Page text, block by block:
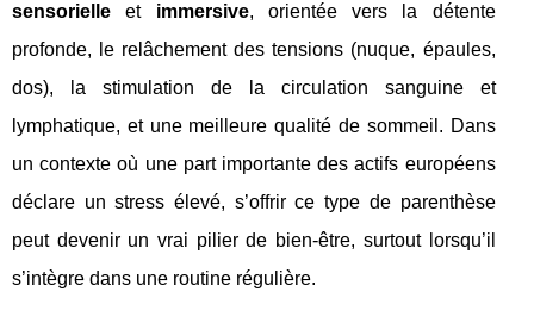
sensorielle et immersive, orientée vers la détente
profonde, le relâchement des tensions (nuque, épaules,
dos), la stimulation de la circulation sanguine et
lymphatique, et une meilleure qualité de sommeil. Dans
un contexte où une part importante des actifs européens
déclare un stress élevé, s’offrir ce type de parenthèse
peut devenir un vrai pilier de bien-être, surtout lorsqu’il
s’intègre dans une routine régulière.